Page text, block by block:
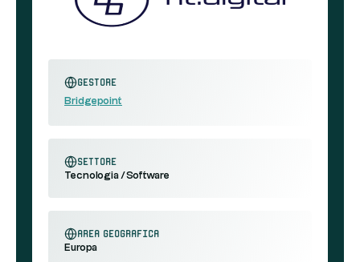
Gestore
Bridgepoint
settore
Tecnologia / Software
area geografica
Europa